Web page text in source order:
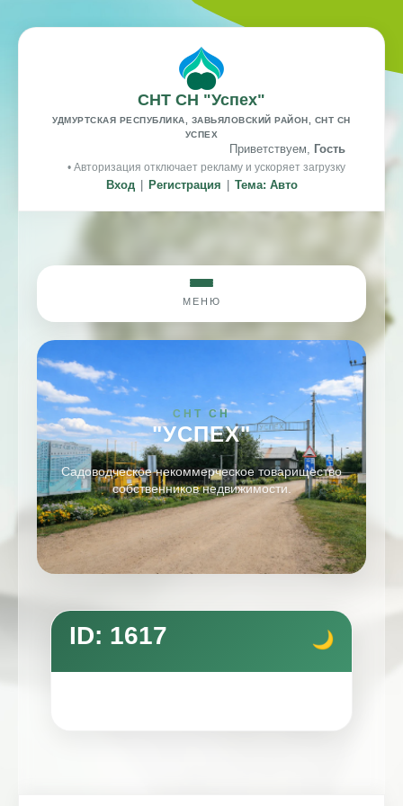
СНТ СН "Успех"
УДМУРТСКАЯ РЕСПУБЛИКА, ЗАВЬЯЛОВСКИЙ РАЙОН, СНТ СН
УСПЕХ
Приветствуем, Гость
• Авторизация отключает рекламу и ускоряет загрузку
Вход Регистрация Тема: Авто
МЕНЮ
СНТ СН
"УСПЕХ"
Садоводческое некоммерческое товарищество
собственников недвижимости.
ID: 1617